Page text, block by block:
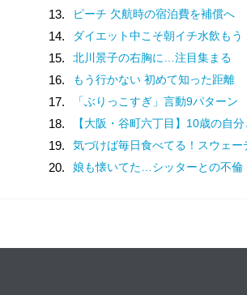
13. ピーチ 欠航時の宿泊費を補償へ
14. ダイエット中こそ朝イチ水飲もう
15. 北川景子の右胸に…注目集まる
16. もう行かない 初めて知った距離
17. 「ぶりっこすぎ」言動9パターン
18. 【大阪・谷町六丁目】10歳の自分と交わした約束。名店での猛修業を経てオープンした「ma journée（マジョルネ）」が提案する、
19. 気づけば毎日食べてる！スウェーデン人漫画家がリピートし続ける
20. 娘も懐いてた…シッターとの不倫